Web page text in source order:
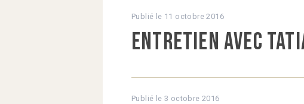
Publié le 11 octobre 2016
Entretien avec
Publié le3 octobre 2016